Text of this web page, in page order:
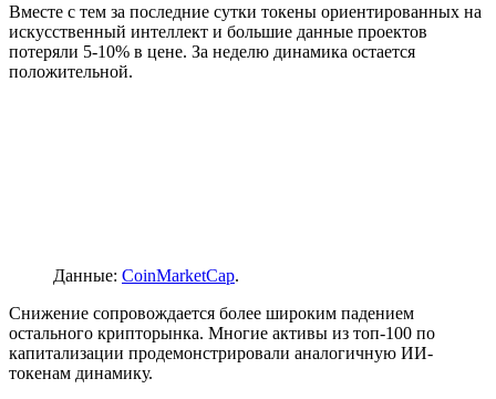
Вместе с тем за последние сутки токены ориентированных на
искусственный интеллект и большие данные проектов
потеряли 5-10% в цене. За неделю динамика остается
положительной.
Данные: СoinMarketСap.
Снижение сопровождается более широким падением
остального крипторынка. Многие активы из топ-100 по
капитализации продемонстрировали аналогичную ИИ-
токенам динамику.